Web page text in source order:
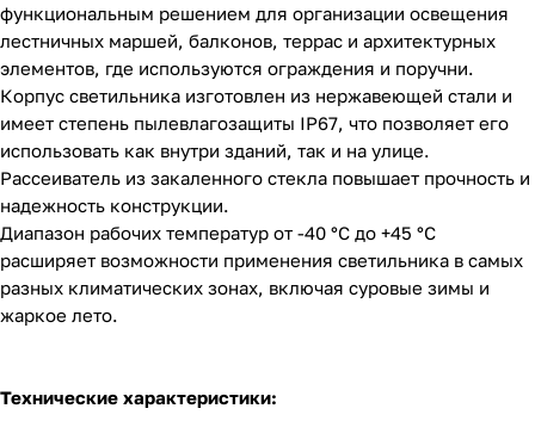
функциональным решением для организации освещения
лестничных маршей, балконов, террас и архитектурных
элементов, где используются ограждения и поручни.
Корпус светильника изготовлен из нержавеющей стали и
имеет степень пылевлагозащиты IP67, что позволяет его
использовать как внутри зданий, так и на улице.
Рассеиватель из закаленного стекла повышает прочность и
надежность конструкции.
Диапазон рабочих температур от -40 °C до +45 °C
расширяет возможности применения светильника в самых
разных климатических зонах, включая суровые зимы и
жаркое лето.
Технические характеристики: